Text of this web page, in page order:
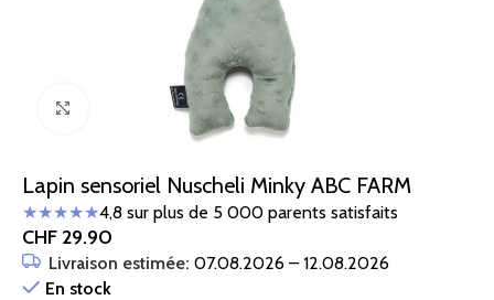
Cliquez pour agrandir
Lapin sensoriel Nuscheli Minky ABC FARM
★★★★★4,8 sur plus de 5 000 parents satisfaits
CHF 29.90
Livraison estimée: 07.08.2026 – 12.08.2026
En stock